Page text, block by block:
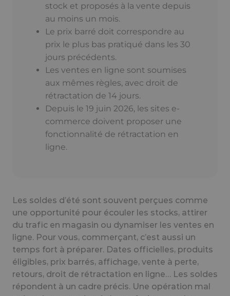
stock et proposés à la vente depuis
au moins un mois.
Le prix barré doit correspondre au
prix le plus bas pratiqué dans les 30
jours précédents.
Les ventes en ligne sont soumises
aux mêmes règles, avec droit de
rétractation de 14 jours.
Depuis le 19 juin 2026, les sites e-
commerce doivent proposer une
fonctionnalité de rétractation en
ligne.
Les soldes d’été sont souvent perçues comme
une opportunité pour écouler les stocks, attirer
du trafic en magasin ou dynamiser les ventes en
ligne. Pour vous, commerçant, c’est aussi un
temps fort à préparer. Dates officielles, produits
éligibles, prix barrés, affichage, vente à perte,
retours, droit de rétractation en ligne… Les soldes
répondent à un cadre précis. Une opération mal